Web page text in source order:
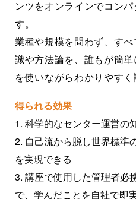
ンツをオンラインでコン
す。
業種や規模を問わず、す
識や方法論を、誰もが簡
を使いながらわかりやすく
得られる効果
1. 科学的なセンター運営の
2. 自己流から脱し世界標準
を実現できる
3. 講座で使用した管理者必
で、学んだことを自社で即